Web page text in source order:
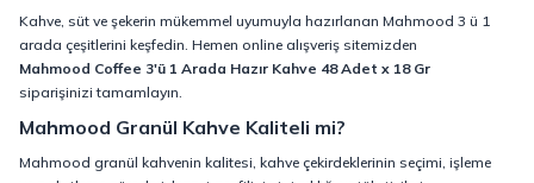
Kahve, süt ve şekerin mükemmel uyumuyla hazırlanan Mahmood 3 ü 1
arada çeşitlerini keşfedin. Hemen online alışveriş sitemizden
Mahmood Coffee 3'ü 1 Arada Hazır Kahve 48 Adet x 18 Gr
siparişinizi tamamlayın.
Mahmood Granül Kahve Kaliteli mi?
Mahmood granül kahvenin kalitesi, kahve çekirdeklerinin seçimi, işleme